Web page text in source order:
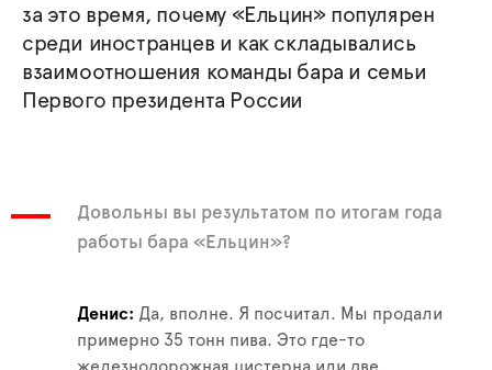
за это время, почему «Ельцин» популярен
среди иностранцев и как складывались
взаимоотношения команды бара и семьи
Первого президента России
Довольны вы результатом по итогам года
работы бара «Ельцин»?
Денис
Да, вполне. Я посчитал. Мы продали
примерно 35 тонн пива. Это где-то